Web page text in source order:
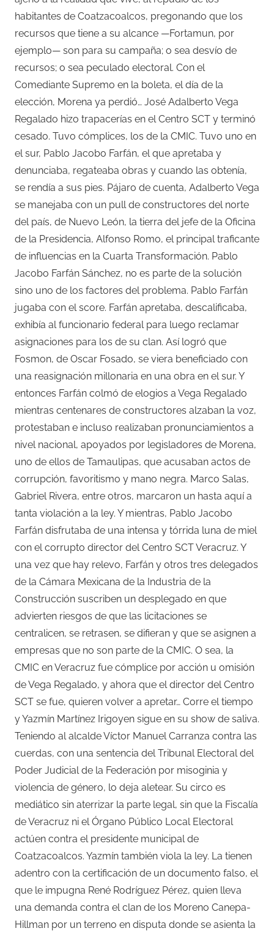
habitantes de Coatzacoalcos, pregonando que los
recursos que tiene a su alcance —Fortamun, por
ejemplo— son para su campaña; o sea desvío de
recursos; o sea peculado electoral. Con el
Comediante Supremo en la boleta, el día de la
elección, Morena ya perdió… José Adalberto Vega
Regalado hizo trapacerías en el Centro SCT y terminó
cesado. Tuvo cómplices, los de la CMIC. Tuvo uno en
el sur, Pablo Jacobo Farfán, el que apretaba y
denunciaba, regateaba obras y cuando las obtenía,
se rendía a sus pies. Pájaro de cuenta, Adalberto Vega
se manejaba con un pull de constructores del norte
del país, de Nuevo León, la tierra del jefe de la Oficina
de la Presidencia, Alfonso Romo, el principal traficante
de influencias en la Cuarta Transformación. Pablo
Jacobo Farfán Sánchez, no es parte de la solución
sino uno de los factores del problema. Pablo Farfán
jugaba con el score. Farfán apretaba, descalificaba,
exhibía al funcionario federal para luego reclamar
asignaciones para los de su clan. Así logró que
Fosmon, de Oscar Fosado, se viera beneficiado con
una reasignación millonaria en una obra en el sur. Y
entonces Farfán colmó de elogios a Vega Regalado
mientras centenares de constructores alzaban la voz,
protestaban e incluso realizaban pronunciamientos a
nivel nacional, apoyados por legisladores de Morena,
uno de ellos de Tamaulipas, que acusaban actos de
corrupción, favoritismo y mano negra. Marco Salas,
Gabriel Rivera, entre otros, marcaron un hasta aquí a
tanta violación a la ley. Y mientras, Pablo Jacobo
Farfán disfrutaba de una intensa y tórrida luna de miel
con el corrupto director del Centro SCT Veracruz. Y
una vez que hay relevo, Farfán y otros tres delegados
de la Cámara Mexicana de la Industria de la
Construcción suscriben un desplegado en que
advierten riesgos de que las licitaciones se
centralicen, se retrasen, se difieran y que se asignen a
empresas que no son parte de la CMIC. O sea, la
CMIC en Veracruz fue cómplice por acción u omisión
de Vega Regalado, y ahora que el director del Centro
SCT se fue, quieren volver a apretar… Corre el tiempo
y Yazmín Martínez Irigoyen sigue en su show de saliva.
Teniendo al alcalde Víctor Manuel Carranza contra las
cuerdas, con una sentencia del Tribunal Electoral del
Poder Judicial de la Federación por misoginia y
violencia de género, lo deja aletear. Su circo es
mediático sin aterrizar la parte legal, sin que la Fiscalía
de Veracruz ni el Órgano Público Local Electoral
actúen contra el presidente municipal de
Coatzacoalcos. Yazmín también viola la ley. La tienen
adentro con la certificación de un documento falso, el
que le impugna René Rodríguez Pérez, quien lleva
una demanda contra el clan de los Moreno Canepa-
Hillman por un terreno en disputa donde se asienta la